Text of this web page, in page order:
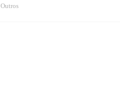
Outros